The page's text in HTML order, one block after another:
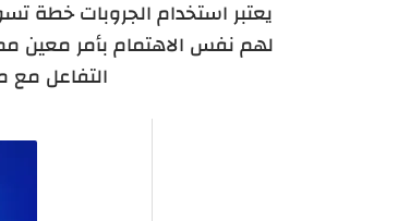
يعتبر استخدام الجروبات خطة
لهم نفس الاهتمام بأمر معين
التفاعل مع